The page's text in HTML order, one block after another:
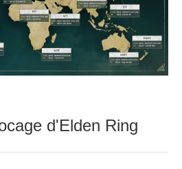
d'Elden Ring